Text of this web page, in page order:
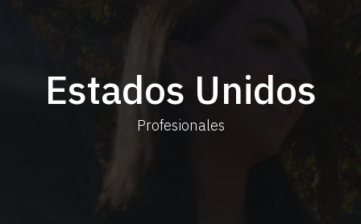
Estados Unidos
Profesionales